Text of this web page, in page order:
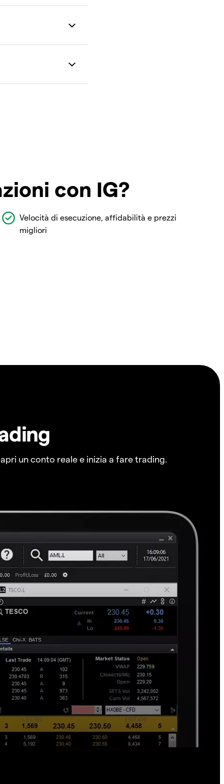
con IG?
Velocità di esecuzione, affidabilità e prezzi
migliori
un conto reale e inizia a fare trading.